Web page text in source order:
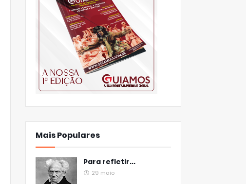
Mais Populares
Para refletir...
29 maio